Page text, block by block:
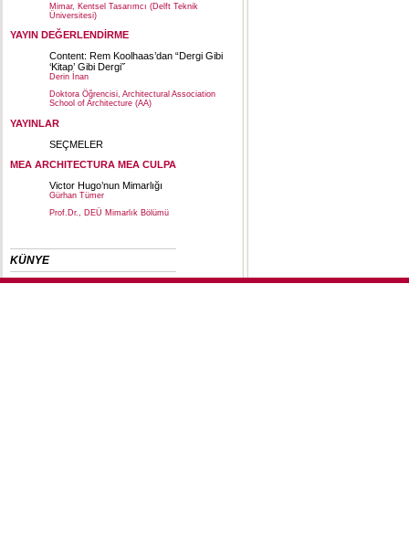
Mimar, Kentsel Tasarımcı (Delft Teknik
Üniversitesi)
YAYIN DEĞERLENDİRME
Content: Rem Koolhaas’dan “Dergi Gibi
‘Kitap’ Gibi Dergi˝
Derin İnan
Doktora Öğrencisi, Architectural Association
School of Architecture (AA)
YAYINLAR
SEÇMELER
MEA ARCHITECTURA MEA CULPA
Victor Hugo’nun Mimarlığı
Gürhan Tümer
Prof.Dr., DEÜ Mimarlık Bölümü
KÜNYE